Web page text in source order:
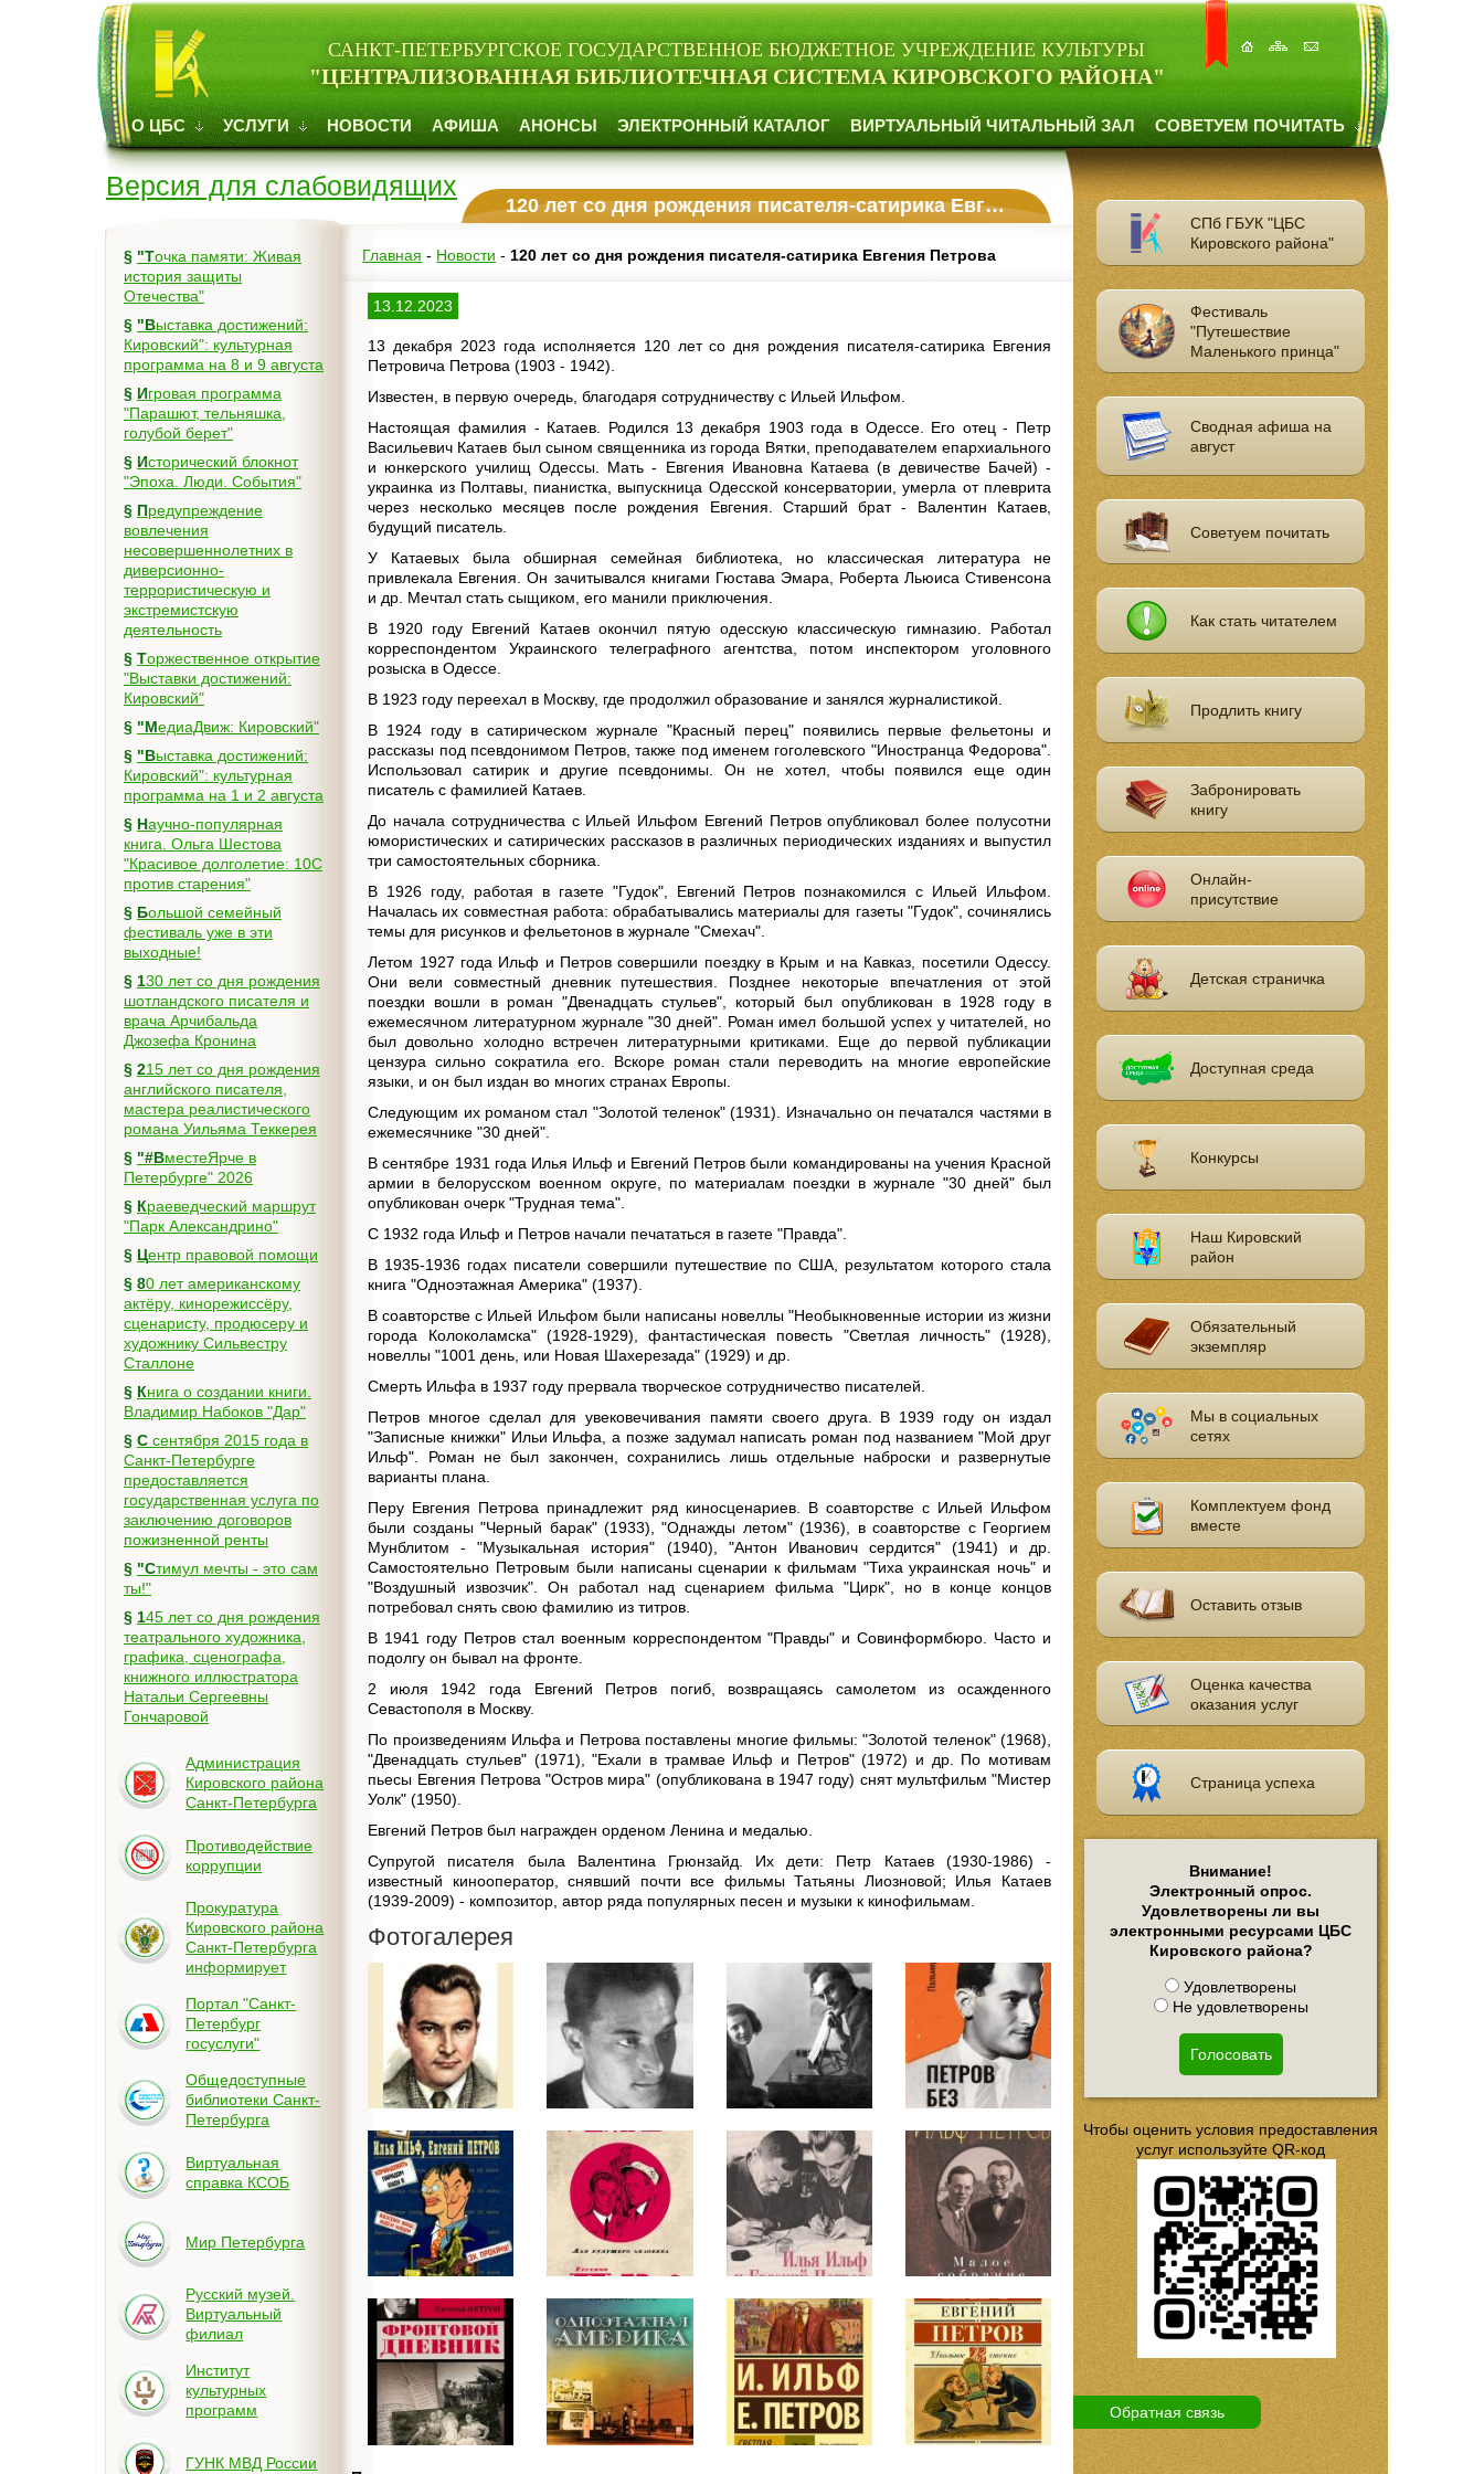
САНКТ-ПЕТЕРБУРГСКОЕ ГОСУДАРСТВЕННОЕ БЮДЖЕТНОЕ УЧРЕЖДЕНИЕ КУЛЬТУРЫ
"ЦЕНТРАЛИЗОВАННАЯ БИБЛИОТЕЧНАЯ СИСТЕМА КИРОВСКОГО РАЙОНА"
О ЦБС УСЛУГИ НОВОСТИ АФИША АНОНСЫ ЭЛЕКТРОННЫЙ КАТАЛОГ ВИРТУАЛЬНЫЙ ЧИТАЛЬНЫЙ ЗАЛ СОВЕТУЕМ ПОЧИТАТЬ
Версия для слабовидящих
§ "Точка памяти: Живая
история защиты
Отечества"
§ "Выставка достижений:
Кировский": культурная
программа на 8 и 9 августа
§ Игровая программа
"Парашют, тельняшка,
голубой берет"
§ Исторический блокнот
"Эпоха. Люди. События"
§ Предупреждение
вовлечения
несовершеннолетних в
диверсионно-
террористическую и
экстремистскую
деятельность
§ Торжественное открытие
"Выставки достижений:
Кировский"
§
"МедиаДвиж: Кировский"
§ "Выставка достижений:
Кировский": культурная
программа на 1 и 2 августа
§ Научно-популярная
книга. Ольга Шестова
"Красивое долголетие: 10C
против старения"
§ Большой семейный
фестиваль уже в эти
выходные!
§ 130 лет со дня рождения
шотландского писателя и
врача Арчибальда
Джозефа Кронина
§ 215 лет со дня рождения
английского писателя,
мастера реалистического
романа Уильяма Теккерея
§ "#ВместеЯрче в
Петербурге" 2026
§ Краеведческий маршрут
"Парк Александрино"
§
Центр правовой помощи
§ 80 лет американскому
актёру, кинорежиссёру,
сценаристу, продюсеру и
художнику Сильвестру
Сталлоне
§ Книга о создании книги.
Владимир Набоков "Дар"
§ С сентября 2015 года в
Санкт-Петербурге
предоставляется
государственная услуга по
заключению договоров
пожизненной ренты
§ "Стимул мечты - это сам
ты!"
§ 145 лет со дня рождения
театрального художника,
графика, сценографа,
книжного иллюстратора
Натальи Сергеевны
Гончаровой
Администрация
Кировского района
Санкт-Петербурга
Противодействие
коррупции
Прокуратура
Кировского района
Санкт-Петербурга
информирует
Портал "Санкт-
Петербург
госуслуги"
Общедоступные
библиотеки Санкт-
Петербурга
Виртуальная
справка КСОБ
Мир Петербурга
Русский музей.
Виртуальный
филиал
Институт
культурных
программ
ГУНК МВД России
120 лет со дня рождения писателя-сатирика Евгения Петрова
Главная - Новости - 120 лет со дня рождения писателя-сатирика Евгения Петрова
13.12.2023
13 декабря 2023 года исполняется 120 лет со дня рождения писателя-сатирика Евгения
Петровича Петрова (1903 - 1942).
Известен, в первую очередь, благодаря сотрудничеству с Ильей Ильфом.
Настоящая фамилия - Катаев. Родился 13 декабря 1903 года в Одессе. Его отец - Петр
Васильевич Катаев был сыном священника из города Вятки, преподавателем епархиального
и юнкерского училищ Одессы. Мать - Евгения Ивановна Катаева (в девичестве Бачей) -
украинка из Полтавы, пианистка, выпускница Одесской консерватории, умерла от плеврита
через несколько месяцев после рождения Евгения. Старший брат - Валентин Катаев,
будущий писатель.
У Катаевых была обширная семейная библиотека, но классическая литература не
привлекала Евгения. Он зачитывался книгами Гюстава Эмара, Роберта Льюиса Стивенсона
и др. Мечтал стать сыщиком, его манили приключения.
В 1920 году Евгений Катаев окончил пятую одесскую классическую гимназию. Работал
корреспондентом Украинского телеграфного агентства, потом инспектором уголовного
розыска в Одессе.
В 1923 году переехал в Москву, где продолжил образование и занялся журналистикой.
В 1924 году в сатирическом журнале "Красный перец" появились первые фельетоны и
рассказы под псевдонимом Петров, также под именем гоголевского "Иностранца Федорова".
Использовал сатирик и другие псевдонимы. Он не хотел, чтобы появился еще один
писатель с фамилией Катаев.
До начала сотрудничества с Ильей Ильфом Евгений Петров опубликовал более полусотни
юмористических и сатирических рассказов в различных периодических изданиях и выпустил
три самостоятельных сборника.
В 1926 году, работая в газете "Гудок", Евгений Петров познакомился с Ильей Ильфом.
Началась их совместная работа: обрабатывались материалы для газеты "Гудок", сочинялись
темы для рисунков и фельетонов в журнале "Смехач".
Летом 1927 года Ильф и Петров совершили поездку в Крым и на Кавказ, посетили Одессу.
Они вели совместный дневник путешествия. Позднее некоторые впечатления от этой
поездки вошли в роман "Двенадцать стульев", который был опубликован в 1928 году в
ежемесячном литературном журнале "30 дней". Роман имел большой успех у читателей, но
был довольно холодно встречен литературными критиками. Еще до первой публикации
цензура сильно сократила его. Вскоре роман стали переводить на многие европейские
языки, и он был издан во многих странах Европы.
Следующим их романом стал "Золотой теленок" (1931). Изначально он печатался частями в
ежемесячнике "30 дней".
В сентябре 1931 года Илья Ильф и Евгений Петров были командированы на учения Красной
армии в белорусском военном округе, по материалам поездки в журнале "30 дней" был
опубликован очерк "Трудная тема".
С 1932 года Ильф и Петров начали печататься в газете "Правда".
В 1935-1936 годах писатели совершили путешествие по США, результатом которого стала
книга "Одноэтажная Америка" (1937).
В соавторстве с Ильей Ильфом были написаны новеллы "Необыкновенные истории из жизни
города Колоколамска" (1928-1929), фантастическая повесть "Светлая личность" (1928),
новеллы "1001 день, или Новая Шахерезада" (1929) и др.
Смерть Ильфа в 1937 году прервала творческое сотрудничество писателей.
Петров многое сделал для увековечивания памяти своего друга. В 1939 году он издал
"Записные книжки" Ильи Ильфа, а позже задумал написать роман под названием "Мой друг
Ильф". Роман не был закончен, сохранились лишь отдельные наброски и развернутые
варианты плана.
Перу Евгения Петрова принадлежит ряд киносценариев. В соавторстве с Ильей Ильфом
были созданы "Черный барак" (1933), "Однажды летом" (1936), в соавторстве с Георгием
Мунблитом - "Музыкальная история" (1940), "Антон Иванович сердится" (1941) и др.
Самостоятельно Петровым были написаны сценарии к фильмам "Тиха украинская ночь" и
"Воздушный извозчик". Он работал над сценарием фильма "Цирк", но в конце концов
потребовал снять свою фамилию из титров.
В 1941 году Петров стал военным корреспондентом "Правды" и Совинформбюро. Часто и
подолгу он бывал на фронте.
2 июля 1942 года Евгений Петров погиб, возвращаясь самолетом из осажденного
Севастополя в Москву.
По произведениям Ильфа и Петрова поставлены многие фильмы: "Золотой теленок" (1968),
"Двенадцать стульев" (1971), "Ехали в трамвае Ильф и Петров" (1972) и др. По мотивам
пьесы Евгения Петрова "Остров мира" (опубликована в 1947 году) снят мультфильм "Мистер
Уолк" (1950).
Евгений Петров был награжден орденом Ленина и медалью.
Супругой писателя была Валентина Грюнзайд. Их дети: Петр Катаев (1930-1986) -
известный кинооператор, снявший почти все фильмы Татьяны Лиозновой; Илья Катаев
(1939-2009) - композитор, автор ряда популярных песен и музыки к кинофильмам.
Фотогалерея
СПб ГБУК "ЦБС
Кировского района"
Фестиваль
"Путешествие
Маленького принца"
Сводная афиша на
август
Советуем почитать
Как стать читателем
Продлить книгу
Забронировать
книгу
Онлайн-
присутствие
Детская страничка
Доступная среда
Конкурсы
Наш Кировский
район
Обязательный
экземпляр
Мы в социальных
сетях
Комплектуем фонд
вместе
Оставить отзыв
Оценка качества
оказания услуг
Страница успеха
Внимание!
Электронный опрос.
Удовлетворены ли вы
электронными ресурсами ЦБС
Кировского района?
Удовлетворены
Не удовлетворены
Голосовать
Чтобы оценить условия предоставления
услуг используйте QR-код
Обратная связь